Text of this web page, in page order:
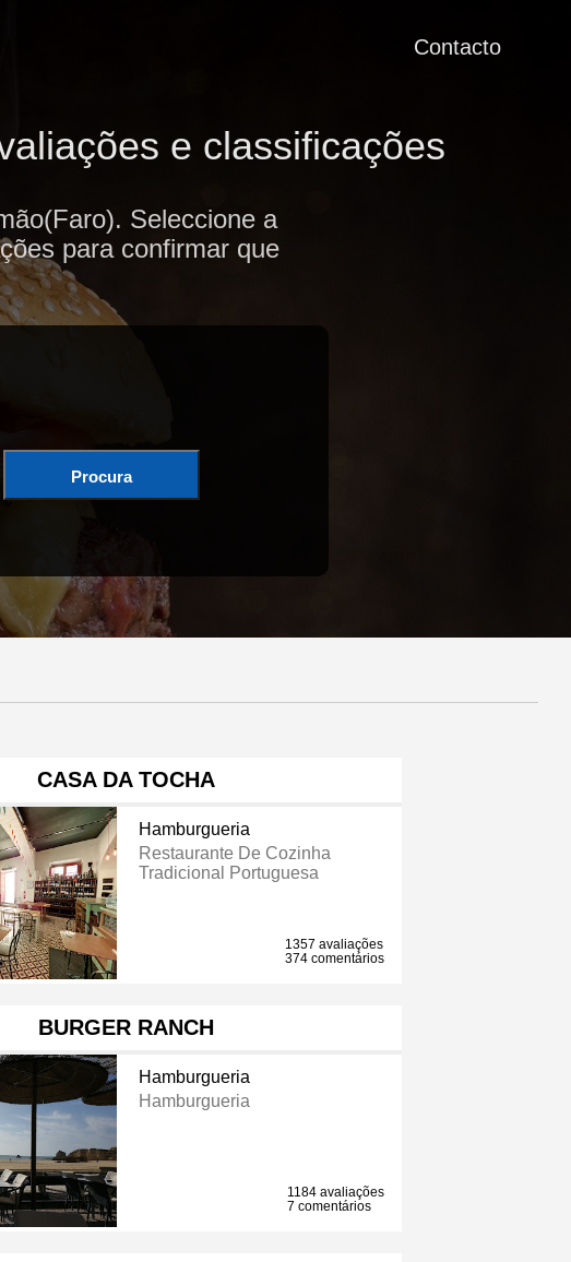
Contacto
e classificações
Seleccione a
para confirmar que
Procura
CASA DA TOCHA
Hamburgueria
Restaurante De Cozinha
Tradicional Portuguesa
1357 avaliações
374 comentários
BURGER RANCH
Hamburgueria
Hamburgueria
1184 avaliações
7 comentários